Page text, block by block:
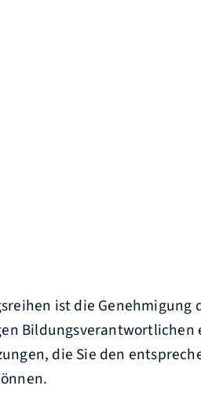
ist die Genehmigung
die Sie den